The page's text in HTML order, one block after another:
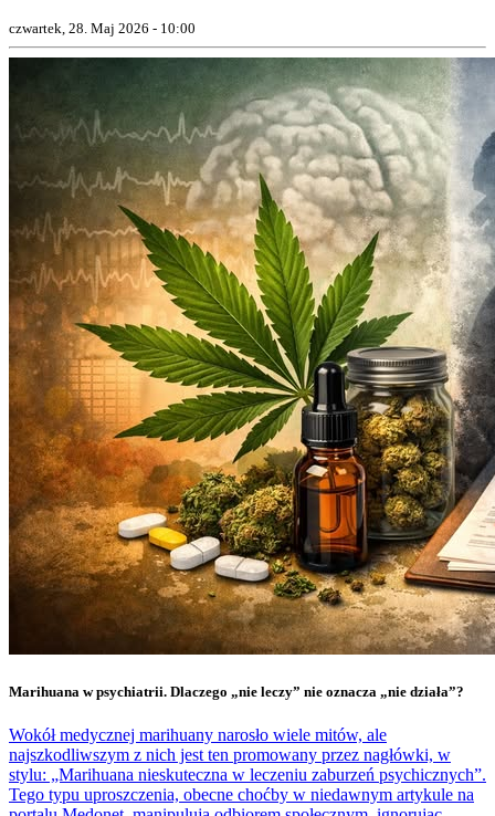
czwartek, 28. Maj 2026 - 10:00
Marihuana w psychiatrii. Dlaczego „nie leczy” nie oznacza „nie działa”?
Wokół medycznej marihuany narosło wiele mitów, ale
najszkodliwszym z nich jest ten promowany przez nagłówki, w
stylu: „Marihuana nieskuteczna w leczeniu zaburzeń psychicznych”.
Tego typu uproszczenia, obecne choćby w niedawnym artykule na